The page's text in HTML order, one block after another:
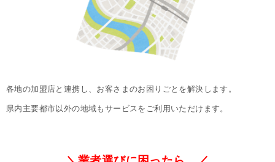
各地の加盟店と連携し、お客さまのお困りごとを解決します。
県内主要都市以外の地域もサービスをご利用いただけます。